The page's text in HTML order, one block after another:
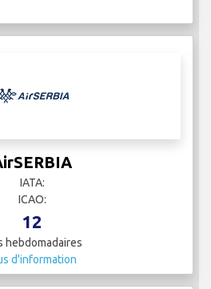
IATA:
ICAO:
12
hebdomadaires
d'information